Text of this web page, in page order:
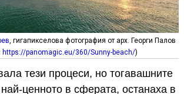
, гигапикселова фотография от арх. Георги Палов
https://panomagic.eu/360/Sunny-beach/)
тези процеси, но тогавашните
ценното в сферата, останаха в